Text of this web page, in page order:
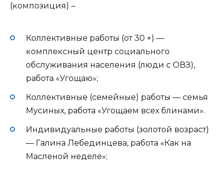
(композиция) –
Коллективные работы (от 30 +) —
комплексный центр социального
обслуживания населения (люди с ОВЗ),
работа «Угощаю»;
Коллективные (семейные) работы — семья
Мусиных, работа «Угощаем всех блинами».
Индивидуальные работы (золотой возраст)
— Галина Лебединцева, работа «Как на
Масленой неделе»;